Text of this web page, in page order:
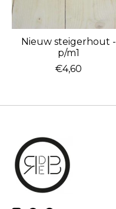
Nieuw steigerhout -
p/m1
€4,60